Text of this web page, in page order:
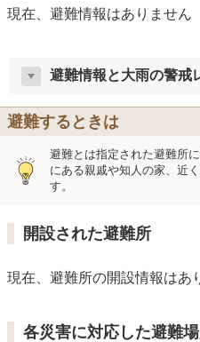
現在、避難情報はありません
避難情報と大雨の警戒
避難するときは
避難とは指定された避難所
にある親戚や知人の家、近
す。
開設された避難所
現在、避難所の開設情報はあ
各災害に対応した避難